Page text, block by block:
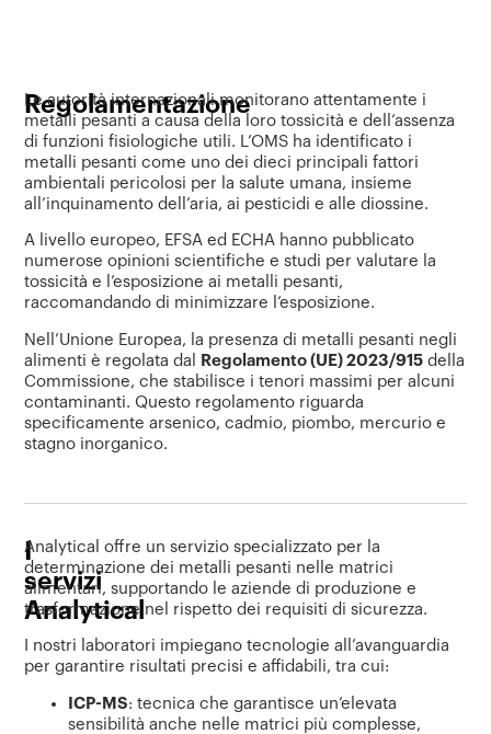
Regolamentazione
Le autorità internazionali monitorano attentamente i
metalli pesanti a causa della loro tossicità e dell’assenza
di funzioni fisiologiche utili. L’OMS ha identificato i
metalli pesanti come uno dei dieci principali fattori
ambientali pericolosi per la salute umana, insieme
all’inquinamento dell’aria, ai pesticidi e alle diossine.
A livello europeo, EFSA ed ECHA hanno pubblicato
numerose opinioni scientifiche e studi per valutare la
tossicità e l’esposizione ai metalli pesanti,
raccomandando di minimizzare l’esposizione.
Nell’Unione Europea, la presenza di metalli pesanti negli
alimenti è regolata dal
Regolamento (UE) 2023/915 della
Commissione, che stabilisce i tenori massimi per alcuni
contaminanti. Questo regolamento riguarda
specificamente arsenico, cadmio, piombo, mercurio e
stagno inorganico.
I
servizi
Analytical
Analytical offre un servizio specializzato per la
determinazione dei metalli pesanti nelle matrici
alimentari, supportando le aziende di produzione e
trasformazione nel rispetto dei requisiti di sicurezza.
I nostri laboratori impiegano tecnologie all’avanguardia
per garantire risultati precisi e affidabili, tra cui:
ICP-MS: tecnica che garantisce un’elevata
sensibilità anche nelle matrici più complesse,